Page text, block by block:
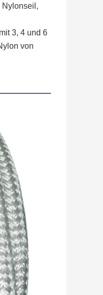
Nylonseil,
3, 4 und 6
von